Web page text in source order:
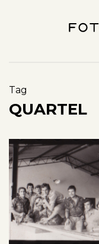
Tag
QUARTEL